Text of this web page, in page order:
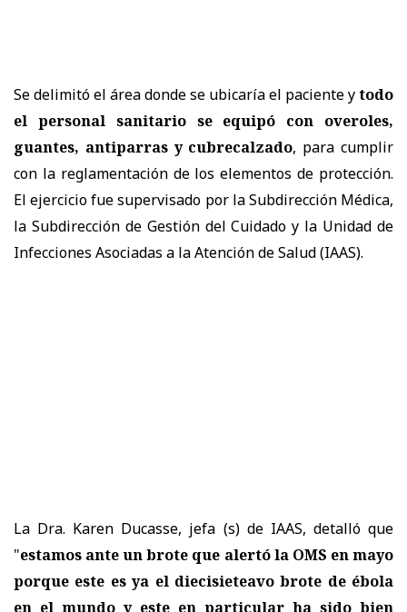
Se delimitó el área donde se ubicaría el paciente ytodo
el personal sanitario se equipó con overoles,
guantes, antiparras y cubrecalzado, para cumplir
con la reglamentación de los elementos de protección.
El ejercicio fue supervisado por la Subdirección Médica,
la Subdirección de Gestión del Cuidado y la Unidad de
Infecciones Asociadas a la Atención de Salud (IAAS).
La Dra. Karen Ducasse, jefa (s) de IAAS, detalló que
"estamos ante un brote que alertó la OMS en mayo
porque este es ya el diecisieteavo brote de ébola
en el mundo y este en particular ha sido bien